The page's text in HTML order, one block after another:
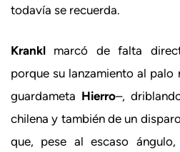
todavía se recuerda.
Krankl marcó de falta
porque su lanzamiento al
guardameta Hierro–,
chilena y también de un
que, pese al escaso